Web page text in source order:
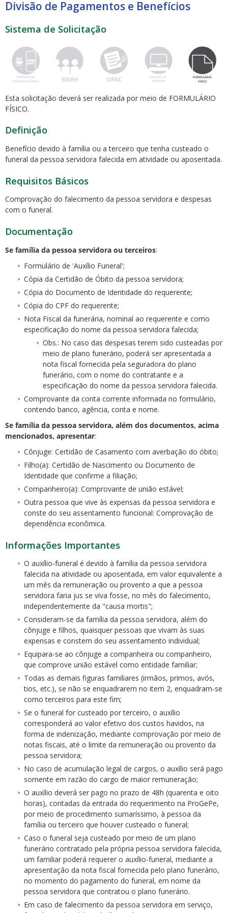
Divisão de Pagamentos e Benefícios
Sistema de Solicitação
Esta solicitação deverá ser realizada por meio de FORMULÁRIO
FÍSICO.
Definição
Benefício devido à família ou a terceiro que tenha custeado o
funeral da pessoa servidora falecida em atividade ou aposentada.
Requisitos Básicos
Comprovação do falecimento da pessoa servidora e despesas
com o funeral.
Documentação
Se família da pessoa servidora ou terceiros:
Formulário de 'Auxílio Funeral';
Cópia da Certidão de Óbito da pessoa servidora;
Cópia do Documento de Identidade do requerente;
Cópia do CPF do requerente;
Nota Fiscal da funerária, nominal ao requerente e como
especificação do nome da pessoa servidora falecida;
Obs.: No caso das despesas terem sido custeadas por
meio de plano funerário, poderá ser apresentada a
nota fiscal fornecida pela seguradora do plano
funerário, com o nome do contratante e a
especificação do nome da pessoa servidora falecida.
Comprovante da conta corrente informada no formulário,
contendo banco, agência, conta e nome.
Se família da pessoa servidora, além dos documentos, acima
mencionados, apresentar:
Cônjuge: Certidão de Casamento com averbação do óbito;
Filho(a): Certidão de Nascimento ou Documento de
Identidade que confirme a filiação;
Companheiro(a): Comprovante de união estável;
Outra pessoa que vive às expensas da pessoa servidora e
conste do seu assentamento funcional: Comprovação de
dependência econômica.
Informações Importantes
O auxílio-funeral é devido à família da pessoa servidora
falecida na atividade ou aposentada, em valor equivalente a
um mês da remuneração ou provento a que a pessoa
servidora faria jus se viva fosse, no mês do falecimento,
independentemente da "causa mortis";
Consideram-se da família da pessoa servidora, além do
cônjuge e filhos, quaisquer pessoas que vivam às suas
expensas e constem do seu assentamento individual;
Equipara-se ao cônjuge a companheira ou companheiro,
que comprove união estável como entidade familiar;
Todas as demais figuras familiares (irmãos, primos, avós,
tios, etc.), se não se enquadrarem no item 2, enquadram-se
como terceiros para este fim;
Se o funeral for custeado por terceiro, o auxílio
corresponderá ao valor efetivo dos custos havidos, na
forma de indenização, mediante comprovação por meio de
notas fiscais, até o limite da remuneração ou provento da
pessoa servidora;
No caso de acumulação legal de cargos, o auxílio será pago
somente em razão do cargo de maior remuneração;
O auxílio deverá ser pago no prazo de 48h (quarenta e oito
horas), contadas da entrada do requerimento na ProGePe,
por meio de procedimento sumaríssimo, à pessoa da
família ou terceiro que houver custeado o funeral;
Caso o funeral seja custeado por meio de um plano
funerário contratado pela própria pessoa servidora falecida,
um familiar poderá requerer o auxílio-funeral, mediante a
apresentação da nota fiscal fornecida pelo plano funerário,
no momento do pagamento do funeral, em nome da
pessoa servidora que contratou o plano funerário.
Em caso de falecimento da pessoa servidora em serviço,